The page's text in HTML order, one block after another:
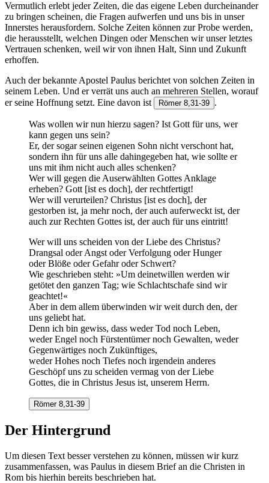
Vermutlich erlebt jeder Zeiten, die das eigene Leben durcheinander
zu bringen scheinen, die Fragen aufwerfen und uns bis in unser
Innerstes herausfordern. Solche Zeiten können zur Probe werden,
die herausstellt, welchen Dingen oder Menschen wir unser letztes
Vertrauen schenken, weil wir von ihnen Halt, Sinn und Zukunft
erhoffen.
Auch der bekannte Apostel Paulus berichtet von solchen Zeiten in
seinem Leben. Und er verrät uns auch an mehreren Stellen, worauf
er seine Hoffnung setzt. Eine davon ist
Römer 8,31-39 .
Was wollen wir nun hierzu sagen? Ist Gott für uns, wer
kann gegen uns sein?
Er, der sogar seinen eigenen Sohn nicht verschont hat,
sondern ihn für uns alle dahingegeben hat, wie sollte er
uns mit ihm nicht auch alles schenken?
Wer will gegen die Auserwählten Gottes Anklage
erheben? Gott [ist es doch], der rechtfertigt!
Wer will verurteilen? Christus [ist es doch], der
gestorben ist, ja mehr noch, der auch auferweckt ist, der
auch zur Rechten Gottes ist, der auch für uns eintritt!
Wer will uns scheiden von der Liebe des Christus?
Drangsal oder Angst oder Verfolgung oder Hunger
oder Blöße oder Gefahr oder Schwert?
Wie geschrieben steht: »Um deinetwillen werden wir
getötet den ganzen Tag; wie Schlachtschafe sind wir
geachtet!«
Aber in dem allem überwinden wir weit durch den, der
uns geliebt hat.
Denn ich bin gewiss, dass weder Tod noch Leben,
weder Engel noch Fürstentümer noch Gewalten, weder
Gegenwärtiges noch Zukünftiges,
weder Hohes noch Tiefes noch irgendein anderes
Geschöpf uns zu scheiden vermag von der Liebe
Gottes, die in Christus Jesus ist, unserem Herrn.
Römer 8,31-39
Der Hintergrund
Um diesen Text besser verstehen zu können, müssen wir kurz
zusammenfassen, was Paulus in diesem Brief an die Christen in
Rom bis hierhin bereits beschrieben hat.